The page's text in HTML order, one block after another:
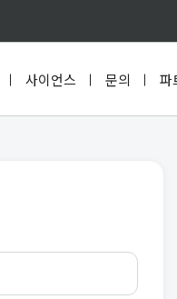
사이언스 문의 파